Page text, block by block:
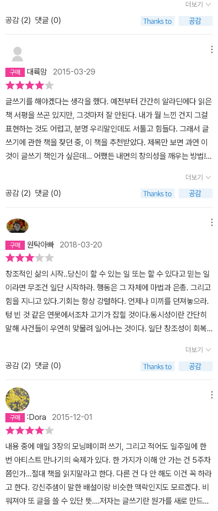
며 ‘과정’을 즐기라고 스스로를 믿고 사랑하며 도전하라고 이야기 한
다. 산다는 것, 내 안에서 속삭이는 소리에 귀 기울여서 주체적으로 창
조적으로 산다는 것은 나 자신을 사랑하는 일인 동시에 신을 사랑하
는 일이지 싶다. 실제로 나의 목표는 끝내주는 작품으로 상과 명예를
주 들여다보고 하루하루를 더욱 풍성하게 살면서 좀더 나은 사람이
되도록 애쓰지 않을까 하는 것이다. 어린 아티스트가 즐겁게 뛰놀
도록 작업공간이 신들린 무당집 같아야 하고 아티스트로서 머리를 곱
슬곱슬하게 파마하거나 괴상망측한 옷차림을 하기도 한다는 저자의
사진을 다시 펴본다. 거기에는 자유롭고 사랑스러운 여인이 자신의
삶을 긍정하고 사랑하면서 본인이 고통스럽게 터득한 삶의 진리를 모
두에게 나누며 환하게 웃고 있다
페이지를 써야 하느냐고 물으면, 나는 다른 한쪽 면에 이르기 위해서
라고 대답한다. 모닝 페이지는 자신이 갖고 있는 두려움과 부정적인
사고의 다른 면으로 우리를 이끈다. 그곳에서 우리는 한때는 분명히
고 있다고 믿어야 한다. 사실이 그러니까. 글을 쓰지 않는 것보다는 쓰
는 것이, 그림을 기리지 않는 것보다는 그리는 것이 더 쉽다는 사실을
알게 될 것이다. 그러나 사실은 자신의 진정한 감정을 피해서 일 속으
로 도망가는 것이다. 나의 아티스트를 망친다는 것은 결국 업무용 문
서나 쓰게 되리라는 것을 의미한다. 나의 아티스트를 무시한다면 결
국 심한 우울증에 빠질 것이다. 자신있게 꿈을 쫒으라. 상상했던 삶을
살라. 당신의 삶을 단순하게 만들면 우주의 법칙도 단순해진다. 실수
애물은 이미 녹고 있었다.]
더보기
공감 (2) 댓글 (0)
대륙맘 2015-03-29
글쓰기를 해야겠다는 생각을 했다. 예전부터 간간히 알라딘에다 읽은
책 서평을 쓰곤 있지만, 그것마저 잘 안된다. 내가 뭘 느낀 건지 그걸
표현하는 것도 어렵고, 분명 우리말인데도 서툴고 힘들다. 그래서 글
쓰기에 관한 책을 찾던 중, 이 책을 추천받았다. 제목만 보면 과연 이
것이 글쓰기 책인가 싶은데... 어쨌든 내면의 창의성을 깨우는 방법!
는 중이다. 내면을 깨우는 방법으로 가장 먼저 내 눈에 띈 것은, '아티
스트 데이트'이다. p. 58 그렇다면 아티스트 데이트란 정확하게 무엇
일까? 그것은 매주 두 시간 정도 시간을 정해두고, 이 시간에는 당신
의 창조적인 의식과 당신 내면의 아티스트에게 영양을 공급하는 것이
자들을 막는 놀이 데이트의 형태를 띤다. 그래서 매주 하나씩 새로운
것을 해보고 있다. 일단, 퇴근 후 미술관을 가봤다. 저녁시간이라 한적
한 미술관에서 여유도 즐겼고, 실내 클라이밍도 해봤는데, 지금 양쪽
팔에 근육통이 온다. 내면을 일깨우는 것 못지 않게 중요하는 것은
주변 정리인 것 같다. 내 정신을 쏙 빼놓는 사람들. 그런데, p. 105 우
리는 이토록 모은 것을 망치는 사람들과의 관계를 왜 끊지 못하는 것
일까? 이에 대한 대답은 간단하고도 잔인하다. 바로 우리 자신이 그
만큼 정신이 빠져 있고 그만큼 자기파괴적이기 때문이다. 그러게....
인정! 저 사람은 내 에너지를 낭비하고 있어라고 나도 알지만, 어쩜 나
연습으로 나온 문장 완성하기 pp.141-142 1. 어릴 적에 놓아했던 장
난감은 (미미인형) 였다. 2. 어릴 적에 좋아했던 놀이는 (고무줄 놀
이) 였다.3. 어릴 적에 본 최고의 영화는 (사운드오브뮤직) 였다. 4.
자주는 아니지만 내가 즐기는 것은 (산책) 이다. 5. 좀 더 기분이 좋아
지면 나는 (웃 )을 할 것이다. 6. 너무 늦지 않았다는 나는 (춤을 배
울)을 할 것이다.7. 내가 좋아하는 악기는 (피아노)이다. 8. 여가생활
에 쓰는 비용은 매달 (10만원쯤) 이다.9. 내가 내 안의 아티스트에게
인색하지 않다면 나는 이 아티스트를 위해 (공연 티켓)을 사겠다. 10.
꿈을 꾸기 시작하면 ( )할까 봐 걱정된다.11. 나는 남몰래 ( )을 즐겨
더보기
공감 (2) 댓글 (0)
원탁아빠 2018-03-20
창조적인 삶의 시작..당신이 할 수 있는 일 또는 할 수 있다고 믿는 일
이라면 무조건 일단 시작하라. 행동은 그 자체에 마법과 은총. 그리고
힘을 지니고 있다.기회는 항상 강렬하다. 언제나 미끼를 던져놓으라.
텅 빈 것 같은 연못에서조차 고기가 잡힐 것이다.동시성이란 간단히
말해 사건들이 우연히 맞물려 일어나는 것이다. 일단 창조성이 회복
하고 놀랄 것이다.분노는 과거의 삶이 죽었음을 알리는 하나의 폭발
물이다. 분노는 우리를 새로운 삶으로 이끄는 연료이고, 우리의 주인
이 아니라 도구이다.삶의 진실은 그 삶의 성공 여부와는 상관없다는
것을 할머니는 당신의 고통스러운 삶을 통해 깨달으셨다. 삶의 질은
기쁨을 맛보는 능력과 비례하고, 기쁨을 맛보는 능력은 관심을 갖는
것으로부터 비롯된다는 것을 말이다.릴케의 말을 빌리면 우리 모두는
'이루 말할 수 없이 외롭다.' 관심이란 무엇보다도 서로가 통하려는 작
용이다.살이 있다는 것은 바른 정신을 갖는 것이고, 바른 정신을 갖는
다는 것은 관심을 쏟는 것이다.보이지 않는 손이 돕고 있다는 것을 믿
기 어려운 이유는 단하나, 우리가 창조적인 사람이 될 수 있음을 의심
하기 때문이다.그러나 시작하지 못하는 것을 게으름이라고 표현해선
안된다. 그것은 두려움이다.어느 시대를 막론하고 창조적인 아티스트
더보기
공감 (2) 댓글 (0)
:Dora 2015-12-01
내용 중에 매일 3장의 모닝페이퍼 쓰기, 그리고 적어도 일주일에 한
번 아티스트 만나기의 숙제가 있다. 한 가지가 이해 안 가는 건 5주차
쯤인가...절대 책을 읽지말라고 한다. 다른 건 다 안 해도 이건 꼭 하라
고 한다. 강신주샘이 말한 배설이랑 비슷한 맥락인지도 모르겠다. 비
워져야 또 글을 쓸 수 있단 뜻....저자는 글쓰기란 뭔가를 새로 만드는